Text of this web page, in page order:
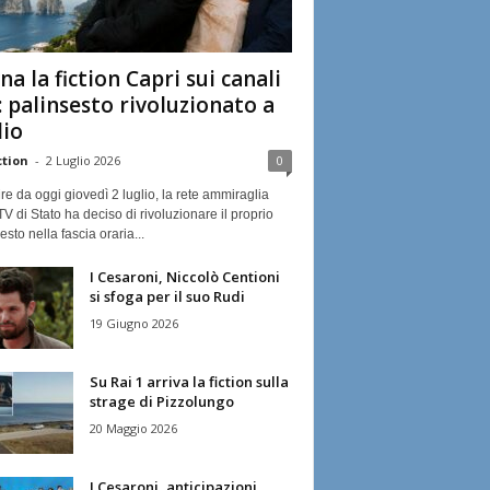
la fiction Capri sui canali
palinsesto rivoluzionato a
- 2 Luglio 2026 0
da oggi giovedì 2 luglio, la rete ammiraglia
di Stato ha deciso di rivoluzionare il proprio
nella fascia oraria...
I Cesaroni, Niccolò Centioni
si sfoga per il suo Rudi
19 Giugno 2026
Su Rai 1 arriva la fiction sulla
strage di Pizzolungo
20 Maggio 2026